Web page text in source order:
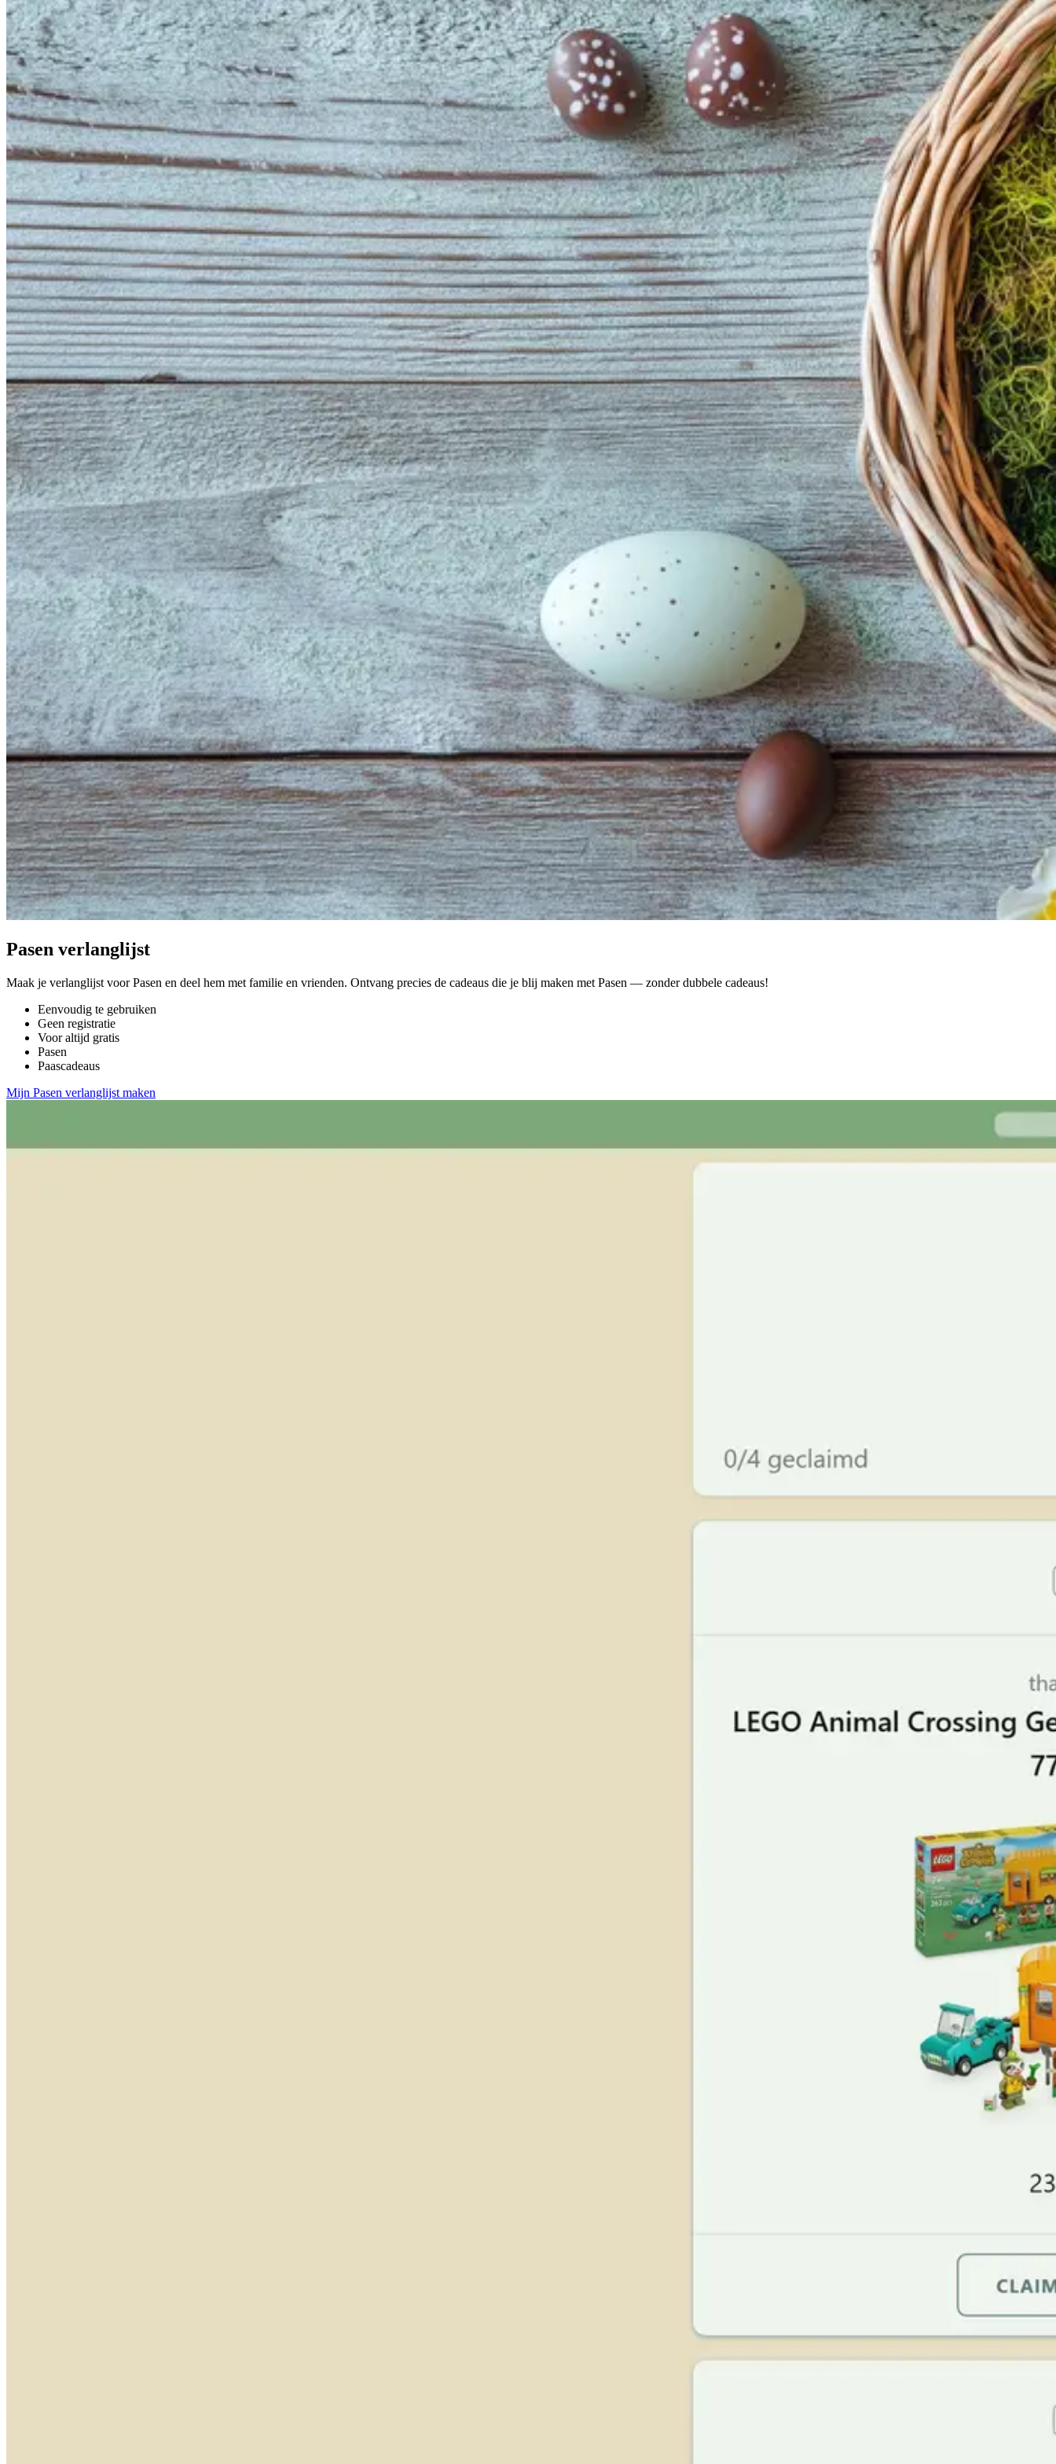
Pasen verlanglijst
Maak je verlanglijst voor Pasen en deel hem met familie en vrienden. Ontvang precies de cadeaus die je blij maken met Pasen — zonder dubbele cadeaus!
Eenvoudig te gebruiken
Geen registratie
Voor altijd gratis
Pasen
Paascadeaus
Mijn Pasen verlanglijst maken